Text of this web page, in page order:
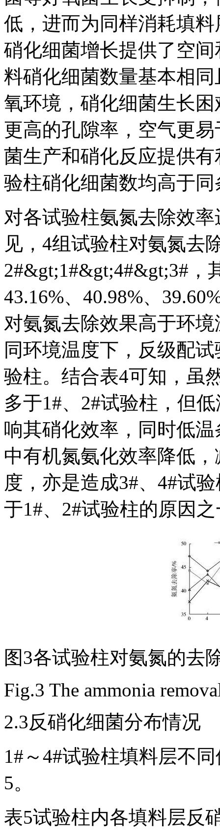
低，进而为同样消耗填
硝化细菌增长提供了空
料硝化细菌数量基本相
氧环境，硝化细菌生长
更高的孔隙率，空气更
菌生产和硝化反应提供
验柱硝化细菌数均高于
对各试验柱氨氮去除效
见，4组试验柱对氨氮去
2#&gt;1#&gt;4#&gt;3#，
43.16%、40.98%、
对氨氮去除效果高于环
同环境温度下，反级配
验柱。结合表4可知，虽
多于1#、2#试验柱，但
响其硝化效率，同时低
中有机氮氨化效率降低
度，亦是造成3#、4#试
于1#、2#试验柱的原因
图3各试验柱对氨氮的去
Fig.3 The ammonia
2.3反硝化细菌分布情况
1#～4#试验柱填料层不
5。
表5试验柱内各填料层反